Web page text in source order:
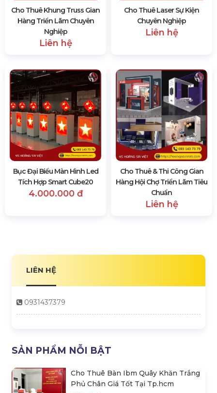
Cho Thuê Khung Truss Gian
Hàng Triển Lãm Chuyên
Nghiệp
Liên hệ
Cho Thuê Laser Sự Kiện
Chuyên Nghiệp
Liên hệ
Bục Đại Biểu Màn Hình Led
Tích Hợp Smart Cube20
4.000.000 đ
Cho Thuê & Thi Công Gian
Hàng Hội Chợ Triển Lãm Tiêu
Chuẩn
Liên hệ
LIÊN HỆ
0931437379
SẢN PHẨM NỖI BẬT
Cho Thuê Bàn Ibm Quây Khăn Trắng
Phủ Chân Giá Tốt Tại Tp.hcm